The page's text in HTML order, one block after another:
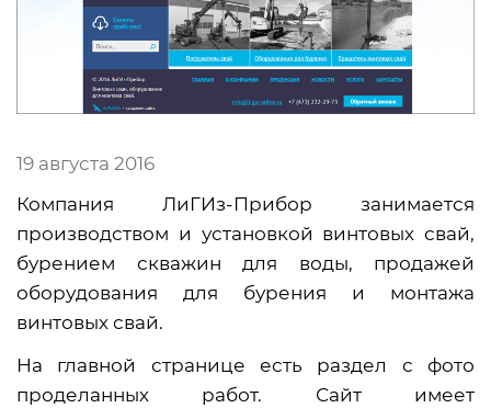
19 августа 2016
Компания ЛиГИз-Прибор занимается
производством и установкой винтовых свай,
бурением скважин для воды, продажей
оборудования для бурения и монтажа
винтовых свай.
На главной странице есть раздел с фото
проделанных работ. Сайт имеет